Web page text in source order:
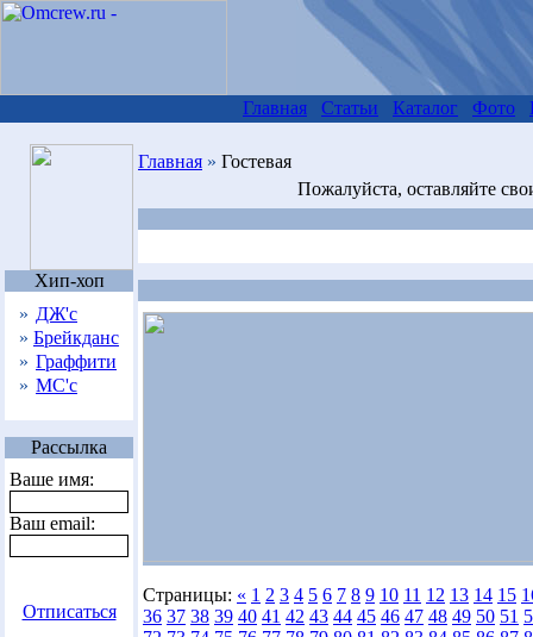
Хип-хоп
» ДЖ'с
» Брейкданс
» Граффити
» МС'с
Рассылка
Ваше имя:
Ваш email:
Отписаться
Главная Статьи Каталог Фото
Главная » Гостевая
Пожалуйста, оставляйте
Страницы: « 1 2 3 4 5 6 7 8 9 10 11 12 13 14 15
36 37 38 39 40 41 42 43 44 45 46 47 48 49 50 51